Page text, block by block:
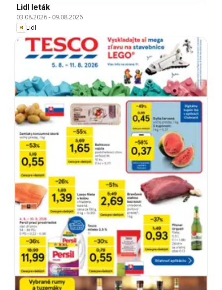
Lidl leták
03.08.2026- 09.08.2026
Lidl